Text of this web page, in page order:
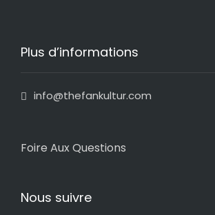
Plus d’informations
info@thefankultur.com
Foire Aux Questions
Nous suivre